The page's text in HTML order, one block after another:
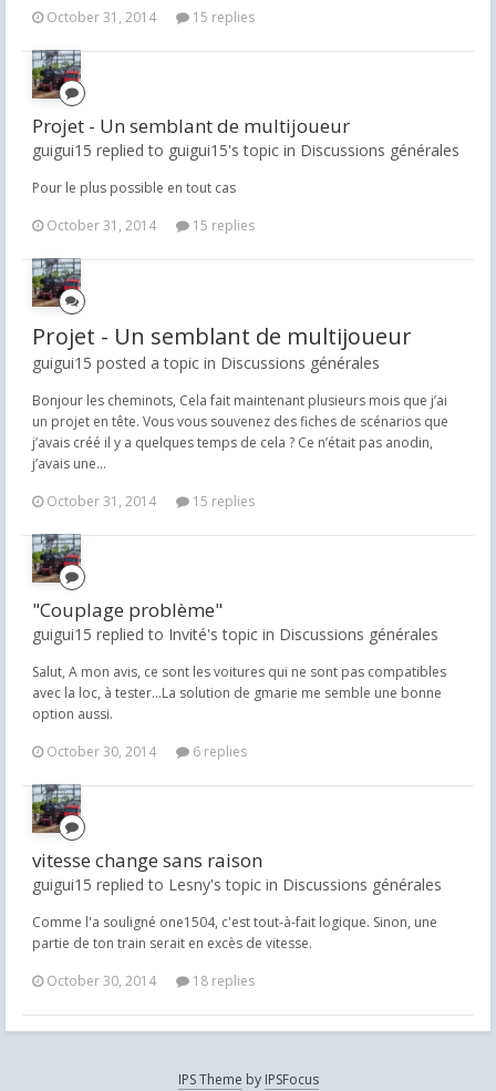
October 31, 2014
15 replies
Projet - Un semblant de multijoueur
guigui15 replied to guigui15's topic in Discussions générales
Pour le plus possible en tout cas
October 31, 2014
15 replies
Projet - Un semblant de multijoueur
guigui15 posted a topic in Discussions générales
Bonjour les cheminots, Cela fait maintenant plusieurs mois que j’ai
un projet en tête. Vous vous souvenez des fiches de scénarios que
j’avais créé il y a quelques temps de cela ? Ce n’était pas anodin,
j’avais une...
October 31, 2014
15 replies
"Couplage problème"
guigui15 replied to Invité's topic in Discussions générales
Salut, A mon avis, ce sont les voitures qui ne sont pas compatibles
avec la loc, à tester...La solution de gmarie me semble une bonne
option aussi.
October 30, 2014
6 replies
vitesse change sans raison
guigui15 replied to Lesny's topic in Discussions générales
Comme l'a souligné one1504, c'est tout-à-fait logique. Sinon, une
partie de ton train serait en excès de vitesse.
October 30, 2014
18 replies
IPS Theme by IPSFocus